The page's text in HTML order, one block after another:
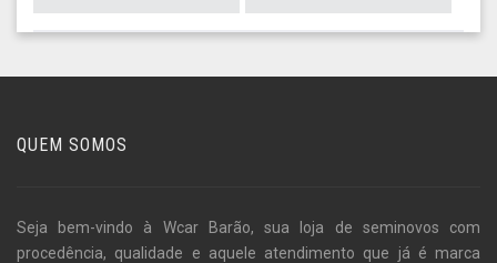
QUEM SOMOS
Seja bem-vindo à Wcar Barão, sua loja de seminovos com
procedência, qualidade e aquele atendimento que já é marca